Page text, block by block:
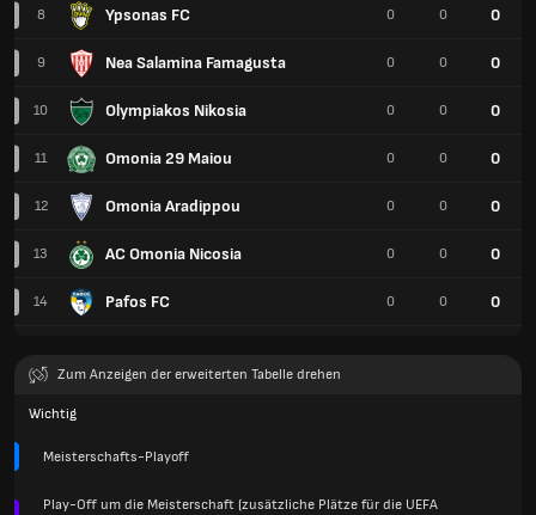
8 Ypsonas FC
9 Nea Salamina Famagusta
10 Olympiakos Nikosia
11 Omonia 29 Maiou
12 Omonia Aradippou
13 AC Omonia Nicosia
14 Pafos FC
0 0 0
0 0 0
0 0 0
0 0 0
0 0 0
0 0 0
0 0 0
Zum Anzeigen der erweiterten Tabelle drehen
Wichtig
Meisterschafts-Playoff
Play-Off um die Meisterschaft (zusätzliche Plätze für die UEFA